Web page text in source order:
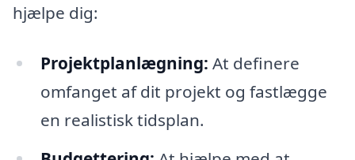
hjælpe dig:
Projektplanlægning: At definere
omfanget af dit projekt og fastlægge
en realistisk tidsplan.